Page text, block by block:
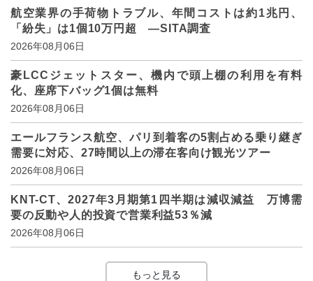
航空業界の手荷物トラブル、年間コストは約1兆円、
「紛失」は1個10万円超 ―SITA調査
2026年08月06日
豪LCCジェットスター、機内で頭上棚の利用を有料
化、座席下バッグ1個は無料
2026年08月06日
エールフランス航空、パリ到着客の5割占める乗り継ぎ
需要に対応、27時間以上の滞在客向け観光ツアー
2026年08月06日
KNT-CT、2027年3月期第1四半期は減収減益 万博需
要の反動や人的投資で営業利益53％減
2026年08月06日
もっと見る